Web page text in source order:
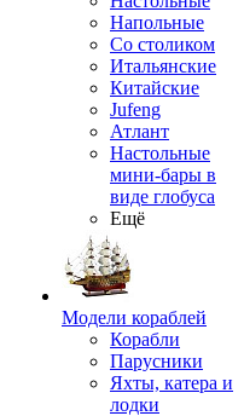
Напольные
Со столиком
Итальянские
Китайские
Jufeng
Атлант
Настольные
мини-бары в
виде глобуса
Ещё
Модели кораблей
Корабли
Парусники
Яхты, катера и
лодки